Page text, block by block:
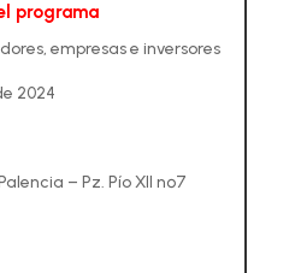
programa
empresas e inversores
2024
– Pz. Pío XII nº7